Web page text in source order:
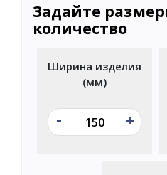
Задайте
количество
Ширина изделия
(мм)
- +